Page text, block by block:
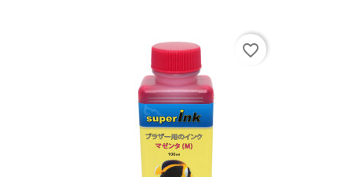
favorite_border